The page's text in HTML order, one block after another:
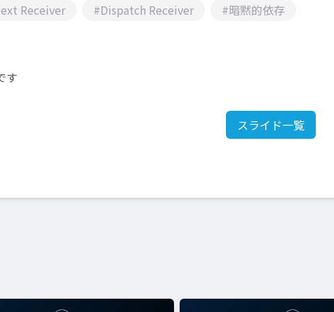
Receiver #Dispatch Receiver #暗黙的依存
す
スライド一覧